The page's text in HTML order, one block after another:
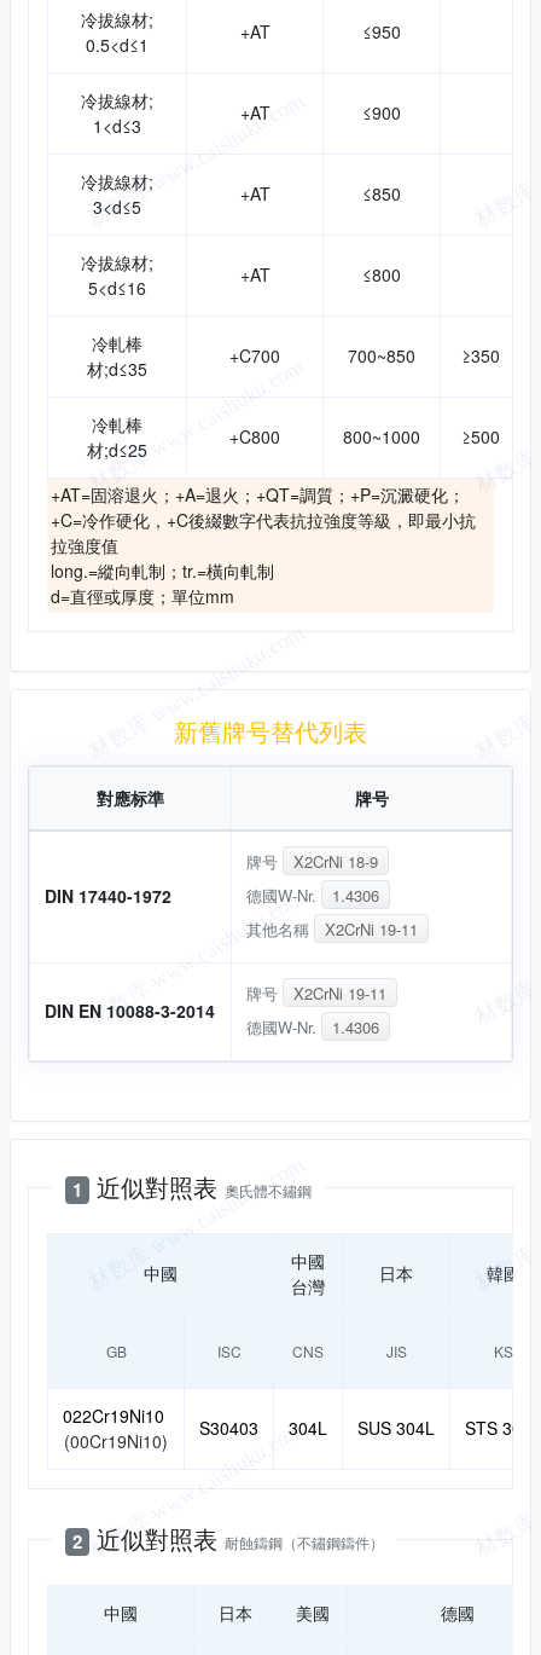
冷拔線材;
0.5<d≤1
+AT ≤950
冷拔線材;
1<d≤3
+AT ≤900
冷拔線材;
3<d≤5
+AT ≤850
冷拔線材;
5<d≤16
+AT ≤800
冷軋棒
材;d≤35
+C700 700~850 ≥350
冷軋棒
材;d≤25
+C800 800~1000 ≥500
+AT=固溶退火；+A=退火；+QT=調質；+P=沉澱硬化；
+C=冷作硬化，+C後綴數字代表抗拉強度等級，即最小抗
拉強度值
long.=縱向軋制；tr.=橫向軋制
d=直徑或厚度；單位mm
新舊牌号替代列表
對應标準 牌号
DIN 17440-1972
牌号
X2CrNi 18-9
德國W-Nr.
1.4306
其他名稱
X2CrNi 19-11
DIN EN 10088-3-2014
牌号
X2CrNi 19-11
德國W-Nr.
1.4306
1 近似對照表 奧氏體不鏽鋼
中國
中國
台灣
日本 韓國
GB ISC CNS JIS KS
022Cr19Ni10
(00Cr19Ni10)
S30403 304L SUS 304L STS 304L
2 近似對照表 耐蝕鑄鋼（不鏽鋼鑄件）
中國 日本 美國 德國